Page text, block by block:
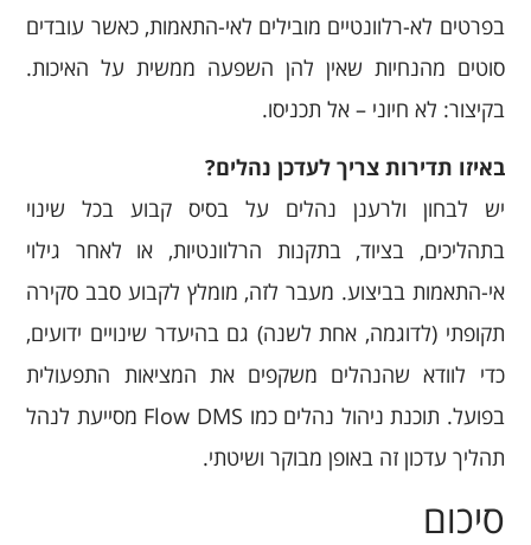
בפרטים לא-רלוונטיים מובילים לאי-התאמות, כאשר עובדים
סוטים מהנחיות שאין להן השפעה ממשית על האיכות.
בקיצור: לא חיוני – אל תכניסו.
באיזו תדירות צריך לעדכן נהלים?
יש לבחון ולרענן נהלים על בסיס קבוע בכל שינוי
בתהליכים, בציוד, בתקנות הרלוונטיות, או לאחר גילוי
אי-התאמות בביצוע. מעבר לזה, מומלץ לקבוע סבב סקירה
תקופתי (לדוגמה, אחת לשנה) גם בהיעדר שינויים ידועים,
כדי לוודא שהנהלים משקפים את המציאות התפעולית
בפועל. תוכנת ניהול נהלים כמו Flow DMS מסייעת לנהל
תהליך עדכון זה באופן מבוקר ושיטתי.
סיכום